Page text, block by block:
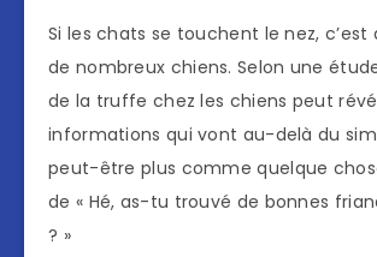
Si les chats se touchent le nez, c’est
de nombreux chiens. Selon une
de la truffe chez les chiens peut
informations qui vont au-delà du
peut-être plus comme quelque
de « Hé, as-tu trouvé de bonnes
? »